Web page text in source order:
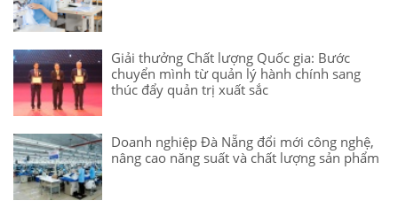
Giải thưởng Chất lượng Quốc gia: Bước
chuyển mình từ quản lý hành chính sang
thúc đẩy quản trị xuất sắc
Doanh nghiệp Đà Nẵng đổi mới công nghệ,
nâng cao năng suất và chất lượng sản phẩm